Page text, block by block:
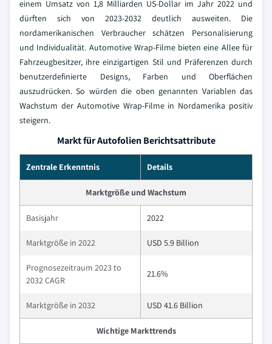
einem Umsatz von 1,8 Milliarden US-Dollar im Jahr 2022 und
dürften sich von 2023-2032 deutlich ausweiten. Die
nordamerikanischen Verbraucher schätzen Personalisierung
und Individualität. Automotive Wrap-Filme bieten eine Allee für
Fahrzeugbesitzer, ihre einzigartigen Stil und Präferenzen durch
benutzerdefinierte Designs, Farben und Oberflächen
auszudrücken. So würden die oben genannten Variablen das
Wachstum der Automotive Wrap-Filme in Nordamerika positiv
steigern.
Markt für Autofolien Berichtsattribute
Zentrale Erkenntnis Details
Marktgröße und Wachstum
Basisjahr 2022
Marktgröße in 2022 USD 5.9 Billion
Prognosezeitraum 2023 to
2032 CAGR
21.6%
Marktgröße in 2032 USD 41.6 Billion
Wichtige Markttrends